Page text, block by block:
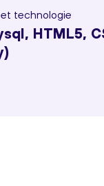
technologie
HTML5,